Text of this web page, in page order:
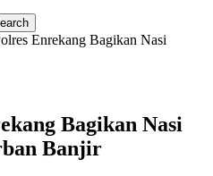
Enrekang Bagikan Nasi
Bagikan Nasi
Banjir